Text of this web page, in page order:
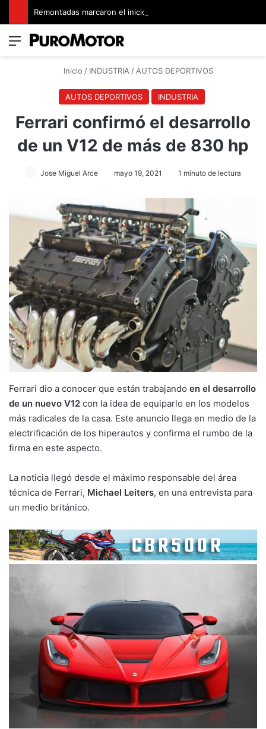
Menú
Inicio / INDUSTRIA / AUTOS DEPORTIVOS
AUTOS DEPORTIVOS INDUSTRIA
Ferrari confirmó el desarrollo
de un V12 de más de 830 hp
Jose Miguel Arce mayo 19, 2021 1 minuto de lectura
Ferrari dio a conocer que están trabajando en el desarrollo
de un nuevo V12 con la idea de equiparlo en los modelos
más radicales de la casa. Este anuncio llega en medio de la
electrificación de los hiperautos y confirma el rumbo de la
firma en este aspecto.
La noticia llegó desde el máximo responsable del área
técnica de Ferrari, Michael Leiters, en una entrevista para
un medio británico.